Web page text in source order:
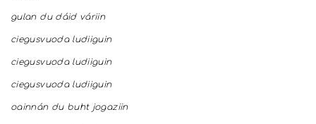
gulan du dáid váriin
ciegusvuoda ludiiguin
ciegusvuoda ludiiguin
ciegusvuoda ludiiguin
oainnán du buht jogaziin